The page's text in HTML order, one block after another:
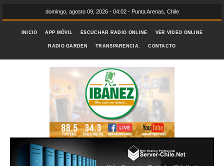
domingo, agosto 09, 2026 - 04:02 - Punta Arenas, Chile
INICIO APP MÓVIL ESCUCHAR RADIO ONLINE VER VIDEO ONLINE
RADIO GARDEN TRANSPARENCIA. CONTACTO